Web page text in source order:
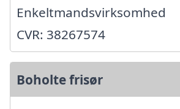
Enkeltmandsvirksomhed
CVR: 38267574
Boholte frisør